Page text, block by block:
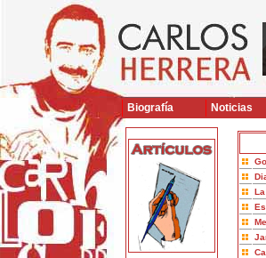
Biografía Noticias